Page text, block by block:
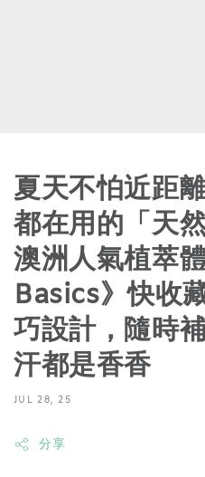
夏天不怕近距
都在用的「天
澳洲人氣植萃
Basics》快收
巧設計，隨時
汗都是香香
JUL 28, 25
分享